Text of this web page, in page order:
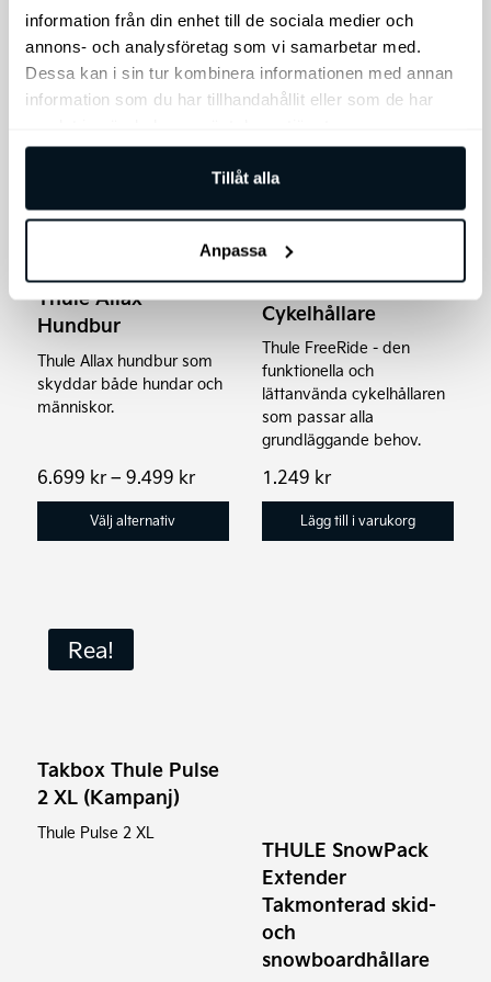
information från din enhet till de sociala medier och
annons- och analysföretag som vi samarbetar med.
Dessa kan i sin tur kombinera informationen med annan
information som du har tillhandahållit eller som de har
Tillåt alla
Anpassa
Thule Allax
Hundbur
Thule Allax hundbur som
skyddar både hundar och
människor.
6.699 kr– 9.499 krPrisintervall:
6.699 kr
9.499 kr
Välj alternativ
Den
här
flera
De
olika
alternativen
kan
väljas
THULE FreeRide
Takmonterad
Cykelhållare
Thule FreeRide - den
funktionella och
lättanvända cykelhållaren
som passar alla
grundläggande behov.
1.249 kr
Lägg till i varukorg
Rea!
Takbox Thule Pulse
2 XL (Kampanj)
Thule Pulse 2 XL
THULE SnowPack
Extender
Takmonterad skid-
och
snowboardhållare